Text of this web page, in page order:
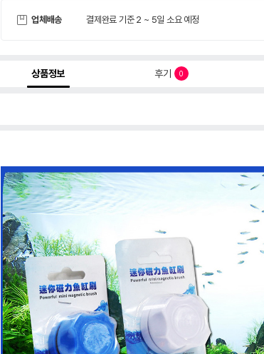
업체배송 결제완료 기준 2 ~ 5일 소요 예정
상품정보 후기 0